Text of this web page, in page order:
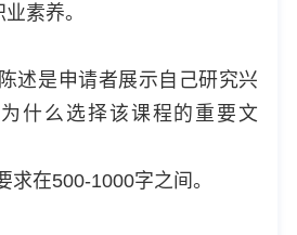
素养。
是申请者展示自己研究兴
什么选择该课程的重要文
在500-1000字之间。